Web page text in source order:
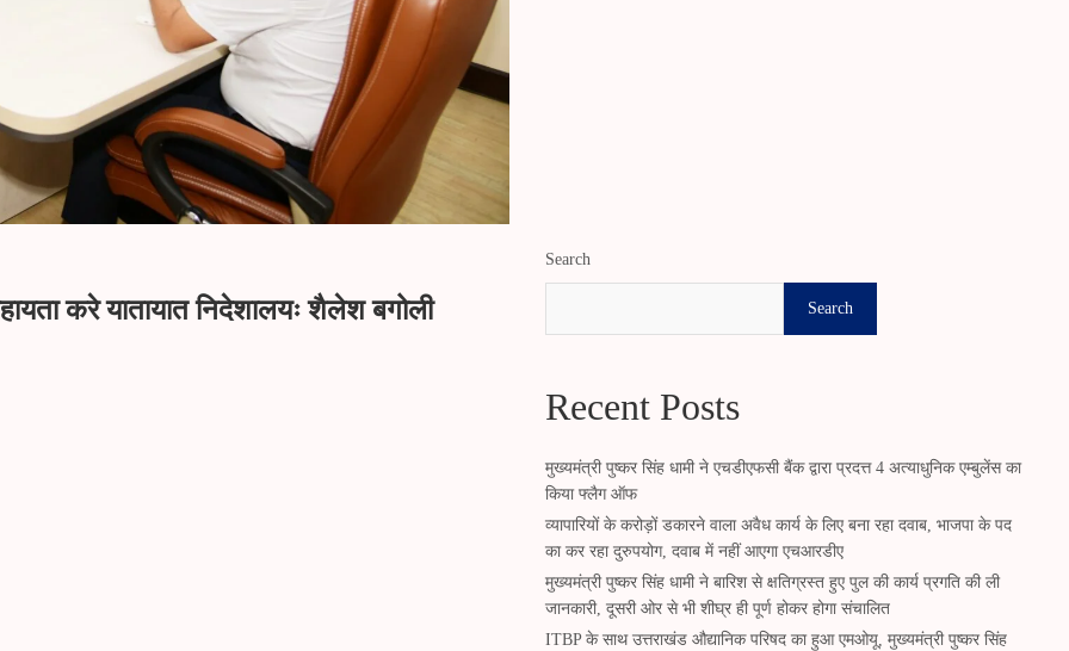
करे यातायात निदेशालयः शैलेश बगोली
Search
Search
Recent Posts
मुख्यमंत्री पुष्कर सिंह धामी ने एचडीएफसी बैंक द्वारा प्रदत्त 4 अत्याधुनिक एम्बुलेंस का
किया फ्लैग ऑफ
व्यापारियों के करोड़ों डकारने वाला अवैध कार्य के लिए बना रहा दवाब, भाजपा के पद
का कर रहा दुरुपयोग, दवाब में नहीं आएगा एचआरडीए
मुख्यमंत्री पुष्कर सिंह धामी ने बारिश से क्षतिग्रस्त हुए पुल की कार्य प्रगति की ली
जानकारी, दूसरी ओर से भी शीघ्र ही पूर्ण होकर होगा संचालित
ITBP के साथ उत्तराखंड औद्यानिक परिषद का हुआ एमओयू, मुख्यमंत्री पुष्कर सिंह